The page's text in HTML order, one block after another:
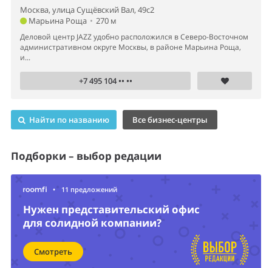
Москва, улица Сущёвский Вал, 49с2
Марьина Роща • 270 м
Деловой центр JAZZ удобно расположился в Северо-Восточном
административном округе Москвы, в районе Марьина Роща,
и...
+7 495 104 •• ••
Найти по названию Все бизнес-центры
Подборки – выбор редации
• 11 предложений
Нужен представительский офис
для солидной компании?
Смотреть